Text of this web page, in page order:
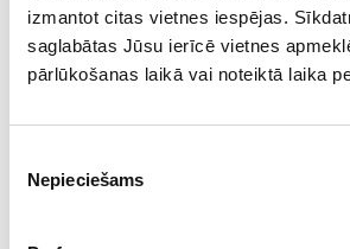
izmantot citas vietnes iespējas.
saglabātas Jūsu ierīcē vietnes
pārlūkošanas laikā vai noteiktā laika
izvēle
Nepieciešams
Ķīmisko procesu tehniķis–
•parfimērijas un kosmētikas
u.c. (pēc 9.kl.);
farmaceitisko procesu tehniķis
–
produktu (tabletes, smēres, gēli u.c.)
– pārzina